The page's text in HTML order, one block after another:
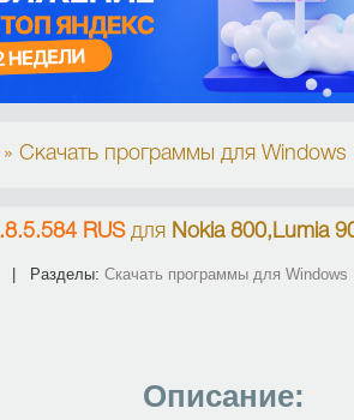
Скачать программы для Windows
RUSдля Nokia 800,Lumia
| Разделы: Скачать программы для Windows
Описание: